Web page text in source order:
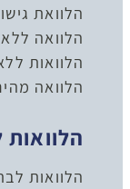
הלוואת
הלוואה
הלוואות
הלוואה
הלוואות